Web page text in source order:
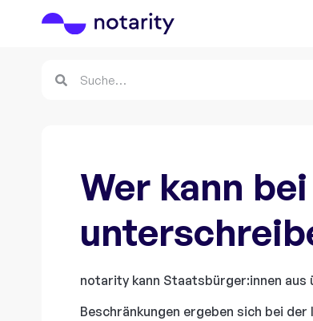
Wer kann
notarity kann Staatsbürger:innen
Beschränkungen ergeben sich bei